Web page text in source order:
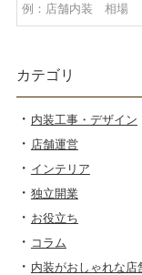
カテゴリ
内装工事・デザイン
店舗運営
インテリア
独立開業
お役立ち
コラム
内装がおしゃれな店